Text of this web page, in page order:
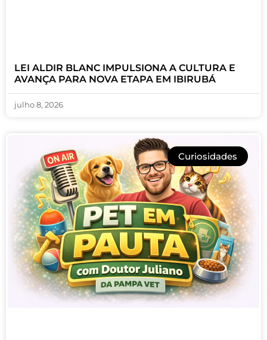
LEI ALDIR BLANC IMPULSIONA A CULTURA E
AVANÇA PARA NOVA ETAPA EM IBIRUBÁ
julho 8, 2026
Curiosidades